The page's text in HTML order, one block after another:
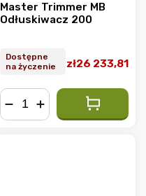
Master Trimmer MB
Odłuskiwacz 200
Dostępne
na życzenie
zł26 233,81